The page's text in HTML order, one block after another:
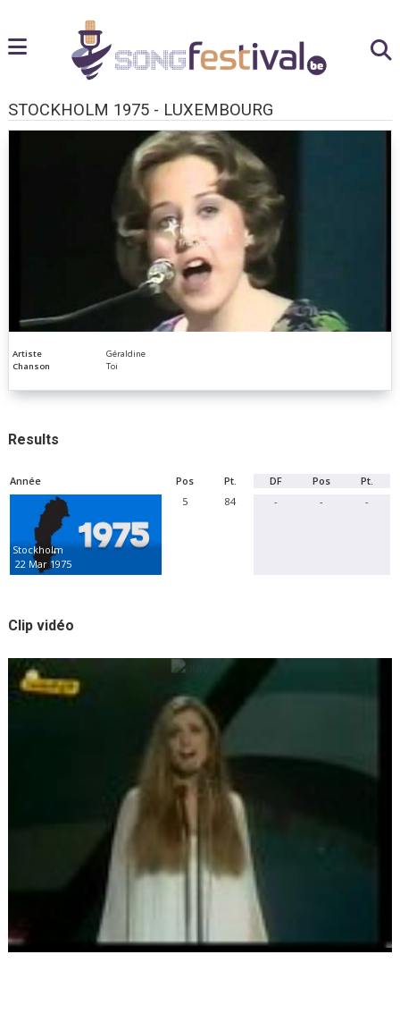
STOCKHOLM 1975 - LUXEMBOURG
Artiste
Géraldine
Chanson
Toi
Results
Année Pos Pt. DF Pos Pt.
Stockholm
22 Mar 1975
5 84 - - -
Clip vidéo